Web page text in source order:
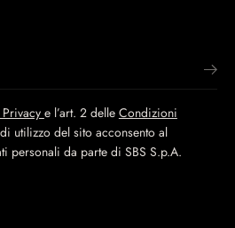
e l’art. 2 delle Condizioni
utilizzo del sito acconsento al
personali da parte di SBS S.p.A.